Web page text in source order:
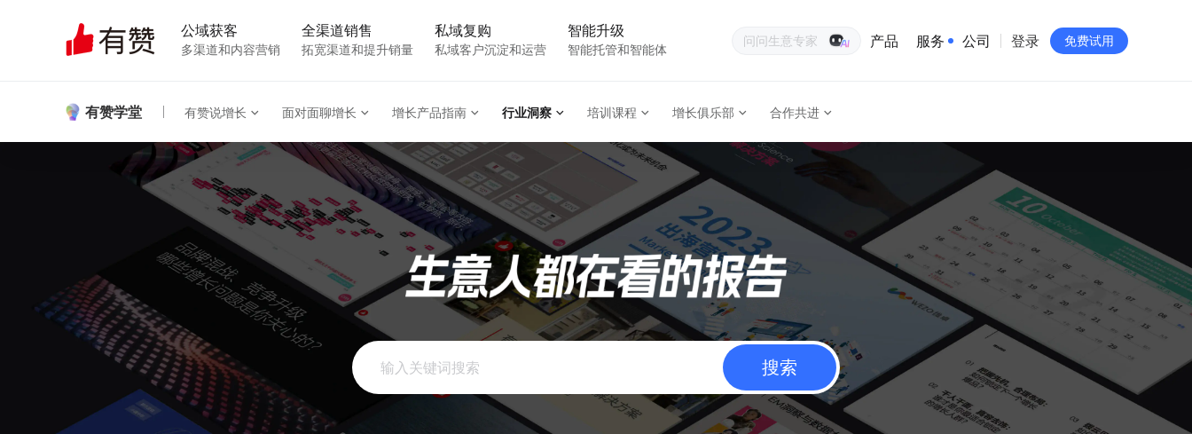
公域获客
多渠道和内容营销
全渠道销售
拓宽渠道和提升销量
私域复购
私域客户沉淀和运营
智能升级
智能托管和智能体
生意专家
产品 服务 公司
品牌物料下载
员工验证
有赞公益
站点地图
登录 免费试用
有赞学堂 有赞说增长 面对面聊增长 增长产品指南 行业洞察 培训课程 增长俱乐部 合作共进
搜索